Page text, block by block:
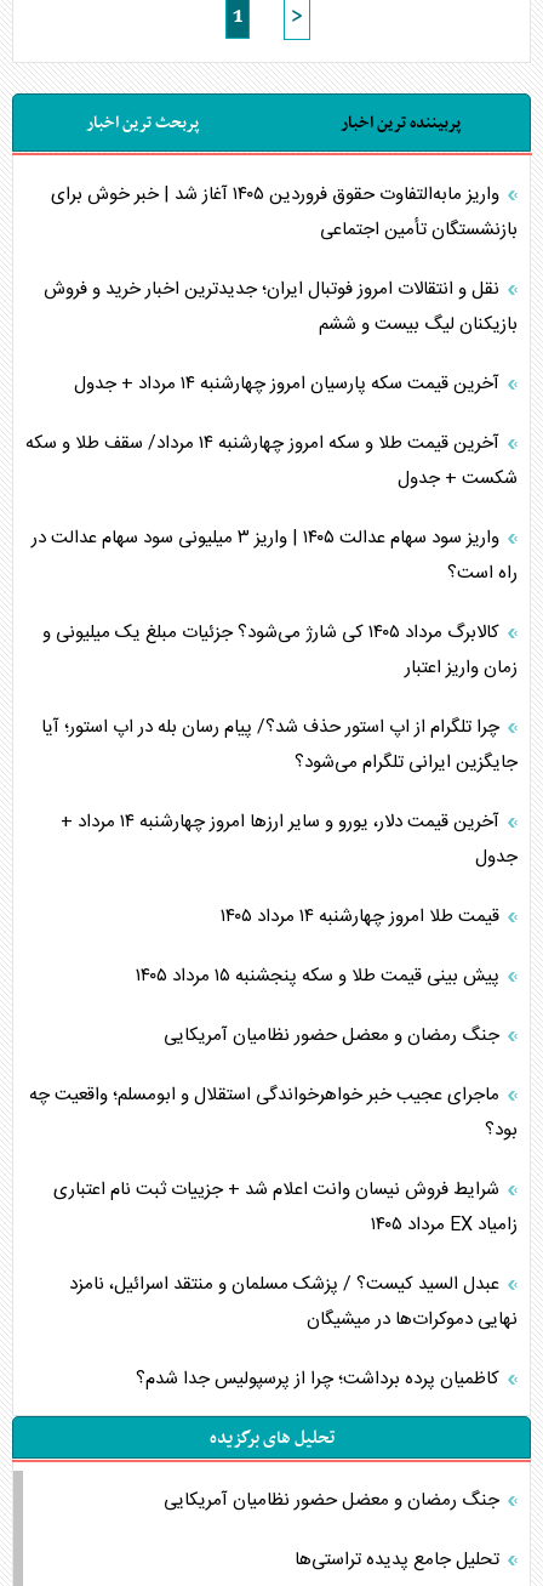
1 >
پربیننده ترین اخبار پربحث ترین اخبار
واریز مابه‌التفاوت حقوق فروردین ۱۴۰۵ آغاز شد | خبر خوش برای
بازنشستگان تأمین اجتماعی
نقل و انتقالات امروز فوتبال ایران؛ جدیدترین اخبار خرید و فروش
بازیکنان لیگ بیست و ششم
آخرین قیمت سکه پارسیان امروز چهارشنبه ۱۴ مرداد + جدول
آخرین قیمت طلا و سکه امروز چهارشنبه ۱۴ مرداد/ سقف طلا و سکه
شکست + جدول
واریز سود سهام عدالت ۱۴۰۵ | واریز ۳ میلیونی سود سهام عدالت در
راه است؟
کالابرگ مرداد ۱۴۰۵ کی شارژ می‌شود؟ جزئیات مبلغ یک میلیونی و
زمان واریز اعتبار
چرا تلگرام از اپ استور حذف شد؟/ پیام رسان بله در اپ استور؛ آیا
جایگزین ایرانی تلگرام می‌شود؟
آخرین قیمت دلار، یورو و سایر ارز‌ها امروز چهارشنبه ۱۴ مرداد +
جدول
قیمت طلا امروز چهارشنبه ۱۴ مرداد ۱۴۰۵
پیش بینی قیمت طلا و سکه پنجشنبه ۱۵ مرداد ۱۴۰۵
جنگ رمضان و معضل حضور نظامیان آمریکایی
ماجرای عجیب خبر خواهرخواندگی استقلال و ابومسلم؛ واقعیت چه
بود؟
شرایط فروش نیسان وانت اعلام شد + جزییات ثبت نام اعتباری
زامیاد EX مرداد ۱۴۰۵
عبدل السید کیست؟ / پزشک مسلمان و منتقد اسرائیل، نامزد
نهایی دموکرات‌ها در میشیگان
کاظمیان پرده برداشت؛ چرا از پرسپولیس جدا شدم؟
تحلیل های برگزیده
جنگ رمضان و معضل حضور نظامیان آمریکایی
تحلیل جامع پدیده تراستی‌ها